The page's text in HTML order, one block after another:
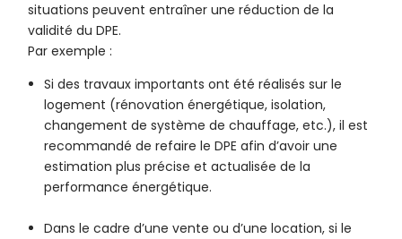
situations peuvent entraîner une réduction de la
validité du DPE.
Par exemple :
Si des travaux importants ont été réalisés sur le
logement (rénovation énergétique, isolation,
changement de système de chauffage, etc.), il est
recommandé de refaire le DPE afin d’avoir une
estimation plus précise et actualisée de la
performance énergétique.
Dans le cadre d’une vente ou d’une location, si le